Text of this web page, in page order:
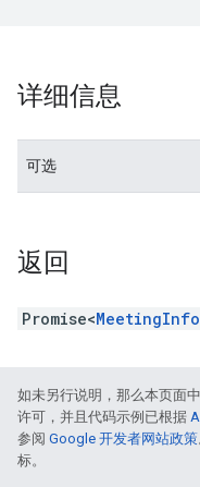
详细信息
可选
返回
Promise<MeetingInfo
如未另行说明，那么本页面
许可，并且代码示例已根据
参阅 Google 开发者网站政策
标。